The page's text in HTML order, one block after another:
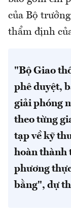
của Bộ
thẩm định
"Bộ Giao
phê duyệt,
giải phóng
theo từng
tạp về kỹ
hoàn thành
phương
bằng", dự